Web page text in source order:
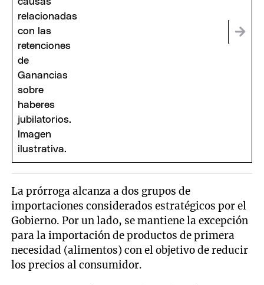
La prórroga alcanza a dos grupos de
importaciones considerados estratégicos por el
Gobierno. Por un lado, se mantiene la excepción
para la importación de productos de primera
necesidad (alimentos) con el objetivo de reducir
los precios al consumidor.